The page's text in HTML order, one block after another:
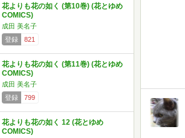
花よりも花の如く (第10巻) (花とゆめ
COMICS)
成田 美名子
登録
821
花よりも花の如く (第11巻) (花とゆめ
COMICS)
成田 美名子
登録
799
花よりも花の如く 12 (花とゆめ
COMICS)